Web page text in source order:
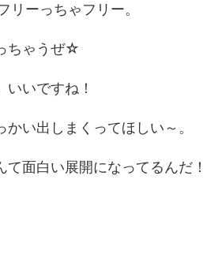
リーっちゃフリー。
ちゃうぜ☆
いですね！
い出しまくってほしい～。
面白い展開になってるんだ！